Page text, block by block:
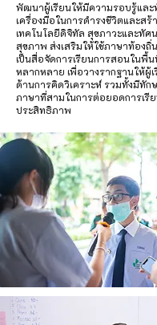
พัฒนาผู้เรียนให้มีความรอบรู้และ
เครื่องมือในการดำรงชีวิตและสร้
เทคโนโลยีดิจิทัล สุขภาวะและทั
สุขภาพ ส่งเสริมให้ใช้ภาษาท้องถิ่
เป็นสื่อจัดการเรียนการสอนในพื้
หลากหลาย เพื่อวางรากฐานให้ผู้
ด้านการคิดวิเคราะห์ รวมทั้งมีทัก
ภาษาที่สามในการต่อยอดการเรี
ประสิทธิภาพ